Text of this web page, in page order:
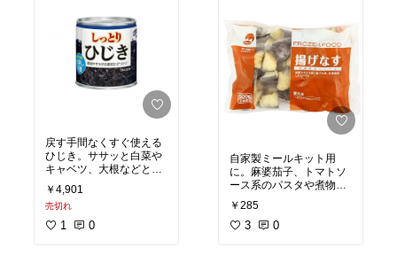
色々入れると味は落ちる
ようです。栄養のため、
薬だと思って飲んでもら
ってます。
戻す手間なくすぐ使える
ひじき。ササッと白菜や
キャベツ、大根などと混
ぜてサラダに。白和えや
煮物ももちろん。
￥4,901
売切れ
1 0
自家製ミールキット用
に。麻婆茄子、トマトソ
ース系のパスタや煮物、
味噌汁など何でも便利。
￥285
3 0